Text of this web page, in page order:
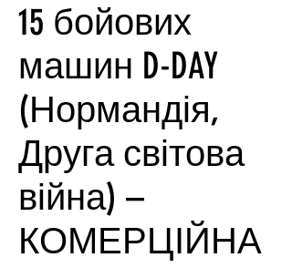
15 бойових
машин D-DAY
(Нормандія,
Друга світова
війна) –
КОМЕРЦІЙНА